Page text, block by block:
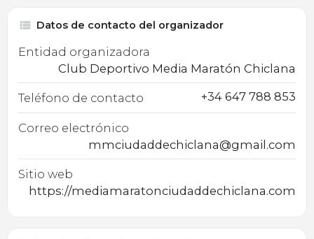
Datos de contacto del organizador
Entidad organizadora
Club Deportivo Media Maratón Chiclana
Teléfono de contacto +34 647 788 853
Correo electrónico
mmciudaddechiclana@gmail.com
Sitio web
https://mediamaratonciudaddechiclana.com